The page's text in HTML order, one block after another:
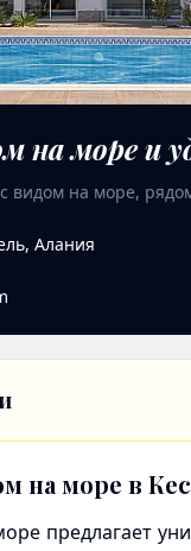
на море и
видом на море,
, Алания
на море в
предлагает